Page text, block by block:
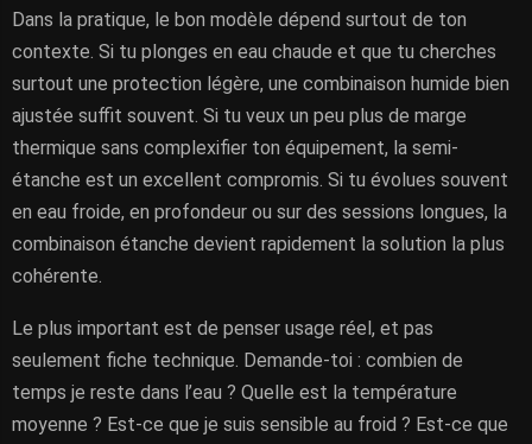
Dans la pratique, le bon modèle dépend surtout de ton
contexte. Si tu plonges en eau chaude et que tu cherches
surtout une protection légère, une combinaison humide bien
ajustée suffit souvent. Si tu veux un peu plus de marge
thermique sans complexifier ton équipement, la semi-
étanche est un excellent compromis. Si tu évolues souvent
en eau froide, en profondeur ou sur des sessions longues, la
combinaison étanche devient rapidement la solution la plus
cohérente.
Le plus important est de penser usage réel, et pas
seulement fiche technique. Demande-toi : combien de
temps je reste dans l’eau ? Quelle est la température
moyenne ? Est-ce que je suis sensible au froid ? Est-ce que